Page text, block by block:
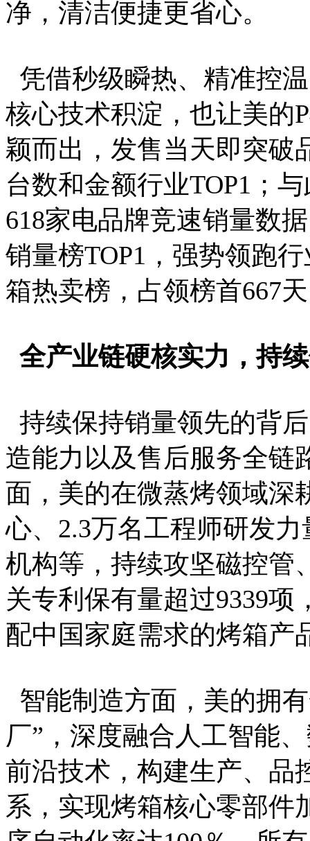
净，清洁便捷更省心。
凭借秒级瞬热、精准控
核心技术积淀，也让美的
颖而出，发售当天即突破
台数和金额行业TOP1；
618家电品牌竞速销量数
销量榜TOP1，强势领跑
箱热卖榜，占领榜首667天
全产业链硬核实力，持
持续保持销量领先的背
造能力以及售后服务全链
面，美的在微蒸烤领域深
心、2.3万名工程师研发
机构等，持续攻坚磁控管
关专利保有量超过9339
配中国家庭需求的烤箱产
智能制造方面，美的拥
厂”，深度融合人工智能
前沿技术，构建生产、品
系，实现烤箱核心零部件